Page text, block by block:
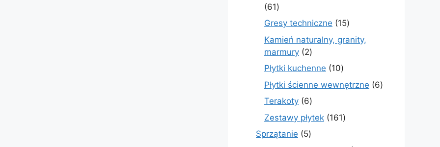
6161
produktów
Gresy techniczne 1515
produktów
Kamień naturalny, granity,
marmury 22
produkty
Płytki kuchenne 1010
produktów
Płytki ścienne wewnętrzne 66
Terakoty 66
produktów
Zestawy płytek 161161
Sprzątanie 55